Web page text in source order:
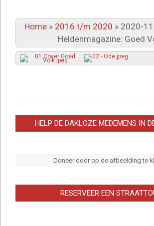
Home» 2016 t/m 2020 » 2020-
Heldenmagazine: Goed
03-
HELP DE DAKLOZE MEDEMENS IN
Doneer door op de afbeelding te
RESERVEER EEN